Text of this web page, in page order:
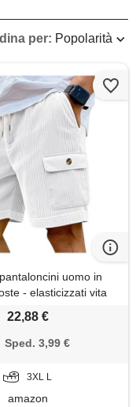
per: Popolarità
uomo in
- elasticizzati vita
coulisse, short estivi
per spiaggia vacanze
libero(l, bianco)
22,88 €
Sped. 3,99 €
3XL L
amazon